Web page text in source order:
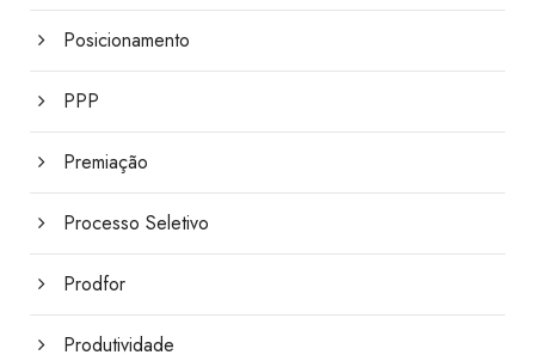
Posicionamento
PPP
Premiação
Processo Seletivo
Prodfor
Produtividade